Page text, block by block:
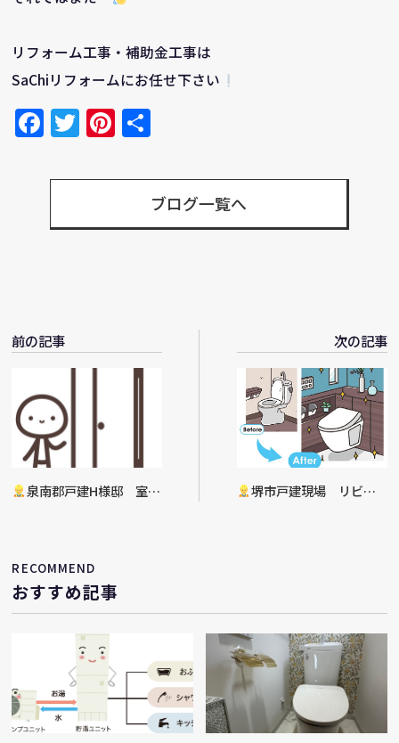
リフォーム工事・補助金工事は
SaChiリフォームにお任せ下さい
Facebook
TwitterPinterest
ブログ一覧へ
前の記事
泉南郡戸建H様邸 室内
次の記事
堺市戸建現場 リビン
RECOMMEND
おすすめ記事